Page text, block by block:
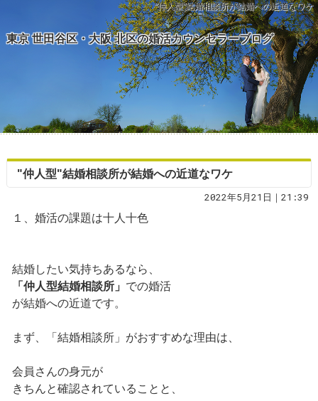
"仲人型"結婚相談所が結婚への近道なワケ
東京 世田谷区・大阪 北区の婚活カウンセラーブログ
"仲人型"結婚相談所が結婚への近道なワケ
2022年5月21日｜21:39
１、婚活の課題は十人十色
結婚したい気持ちあるなら、
「仲人型結婚相談所」 での婚活
が結婚への近道です。
まず、「結婚相談所」がおすすめな理由は、
会員さんの身元が
きちんと確認されていることと、